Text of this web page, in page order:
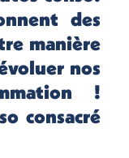
des
manière
nos
!
consacré